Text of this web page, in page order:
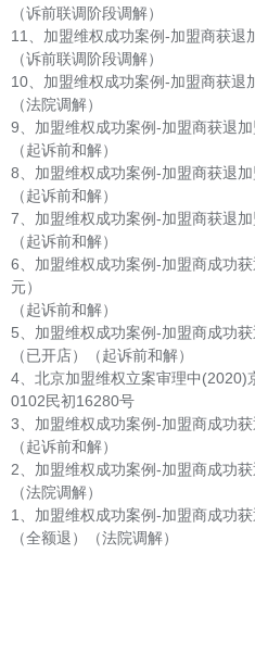
（诉前联调阶段调解）
11、加盟维权成功案例-加盟商获退
（诉前联调阶段调解）
10、加盟维权成功案例-加盟商获退
（法院调解）
9、加盟维权成功案例-加盟商获退
（起诉前和解）
8、加盟维权成功案例-加盟商获退
（起诉前和解）
7、加盟维权成功案例-加盟商获退
（起诉前和解）
6、加盟维权成功案例-加盟商成功
元）
（起诉前和解）
5、加盟维权成功案例-加盟商成功
（已开店）（起诉前和解）
4、北京加盟维权立案审理中
0102民初16280号
3、加盟维权成功案例-加盟商成功
（起诉前和解）
2、加盟维权成功案例-加盟商成功
（法院调解）
1、加盟维权成功案例-加盟商成功
（全额退）（法院调解）